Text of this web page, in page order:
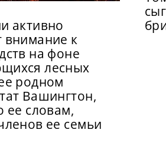
активно
внимание к
на фоне
лесных
родном
Вашингтон,
ее словам,
ее семьи